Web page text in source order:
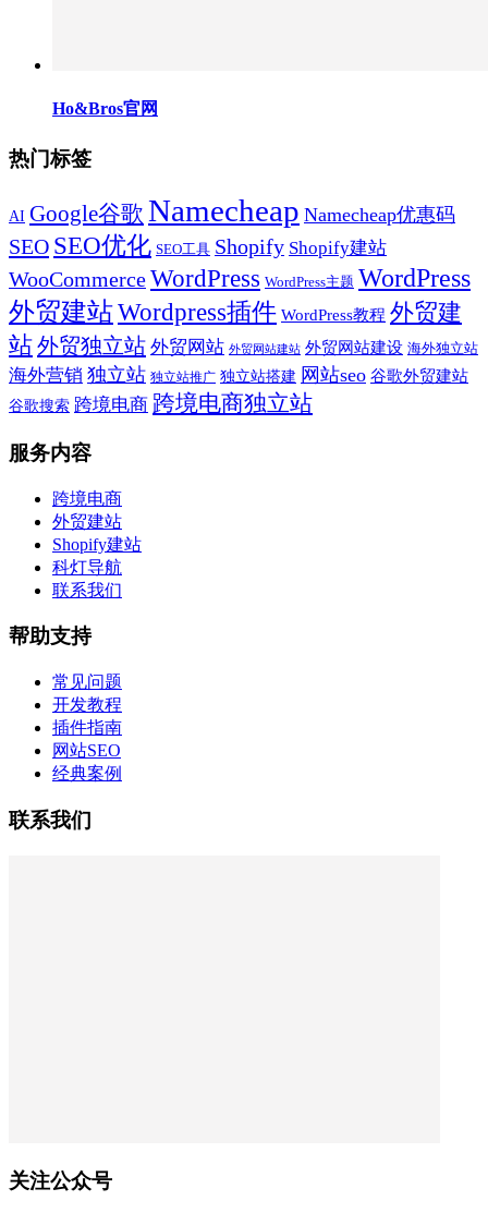
Ho&Bros官网
热门标签
AI Google谷歌 Namecheap Namecheap优惠码
SEO SEO优化 SEO工具 Shopify Shopify建站
WooCommerceWordPress WordPress主题 WordPress
外贸建站Wordpress插件 WordPress教程 外贸建
站外贸独立站 外贸网站 外贸网站建站 外贸网站建设 海外独立站
海外营销 独立站 独立站推广 独立站搭建 网站seo 谷歌外贸建站
谷歌搜索 跨境电商 跨境电商独立站
服务内容
跨境电商
外贸建站
Shopify建站
科灯导航
联系我们
帮助支持
常见问题
开发教程
插件指南
网站SEO
经典案例
联系我们
关注公众号